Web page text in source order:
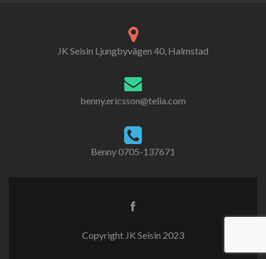
JK Seisin Ljungbyvägen 40, Halmstad
benny.ericsson@telia.com
Benny 0705-137671
Copyright JK Seisin 2023